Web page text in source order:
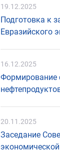
19.12.2025
Подготовка к
Евразийского
16.12.2025
Формирование
20.11.2025
Заседание